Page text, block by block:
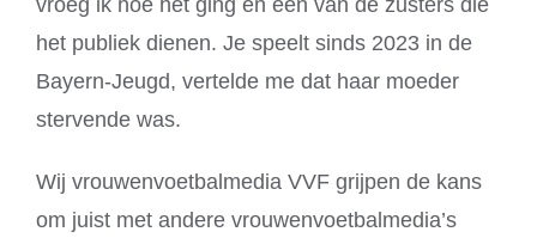
het publiek dienen. Je speelt sinds 2023 in de
Bayern-Jeugd, vertelde me dat haar moeder
stervende was.
Wij vrouwenvoetbalmedia VVF grijpen de kans
om juist met andere vrouwenvoetbalmedia’s